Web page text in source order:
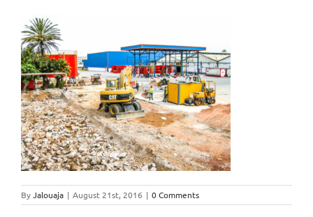
ByJalouaja | August 21st, 2016 | 0 Comments